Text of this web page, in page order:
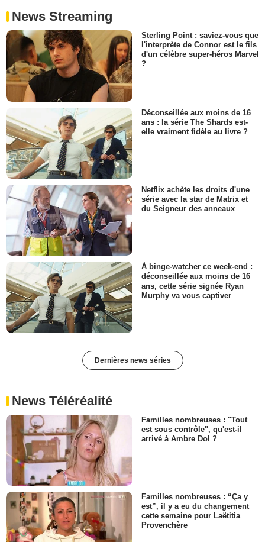
News Streaming
Sterling Point : saviez-vous que
l'interprète de Connor est le fils
d'un célèbre super-héros Marvel
?
Déconseillée aux moins de 16
ans : la série The Shards est-
elle vraiment fidèle au livre ?
Netflix achète les droits d'une
série avec la star de Matrix et
du Seigneur des anneaux
À binge-watcher ce week-end :
déconseillée aux moins de 16
ans, cette série signée Ryan
Murphy va vous captiver
Dernières news séries
News Téléréalité
Familles nombreuses : "Tout
est sous contrôle", qu'est-il
arrivé à Ambre Dol ?
Familles nombreuses : “Ça y
est”, il y a eu du changement
cette semaine pour Laëtitia
Provenchère